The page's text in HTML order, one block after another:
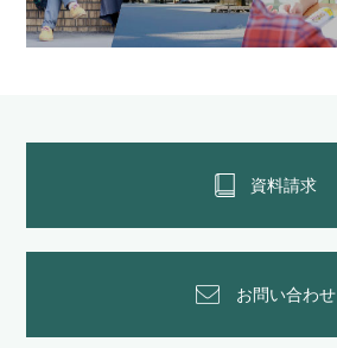
資料請求
お問い合わせ